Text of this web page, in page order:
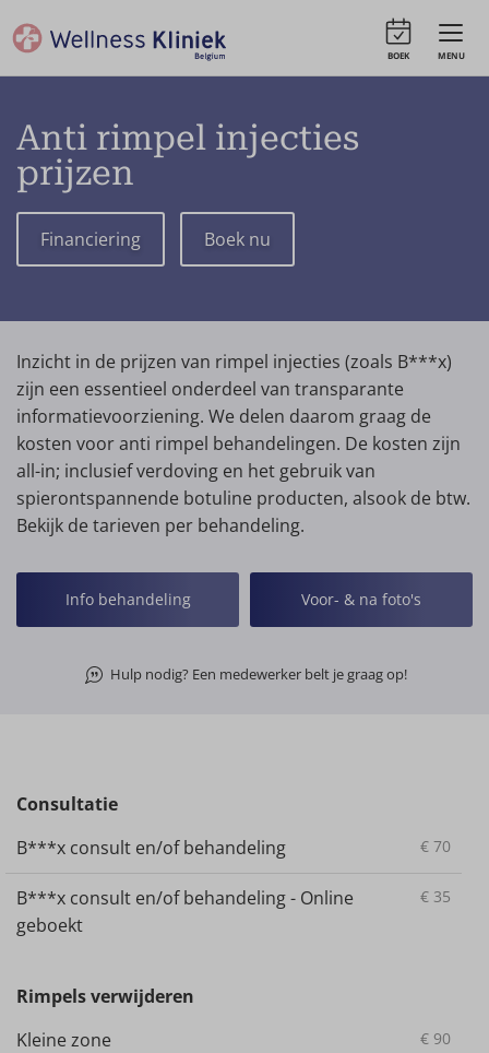
MENU
BOEK
Anti rimpel injecties
prijzen
Financiering Boek nu
Inzicht in de prijzen van rimpel injecties (zoals B***x)
zijn een essentieel onderdeel van transparante
informatievoorziening. We delen daarom graag de
kosten voor anti rimpel behandelingen. De kosten zijn
all-in; inclusief verdoving en het gebruik van
spierontspannende botuline producten, alsook de btw.
Bekijk de tarieven per behandeling.
Info behandeling Voor- & na foto's
Hulp nodig? Een medewerker belt je graag op!
Consultatie
B***x consult en/of behandeling
€ 70
B***x consult en/of behandeling - Online
geboekt
€ 35
Rimpels verwijderen
Kleine zone
€ 90